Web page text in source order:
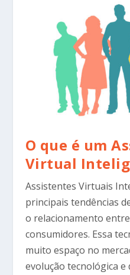
O que é um
Virtual
Assistentes Virtuais
principais tendências
o relacionamento
consumidores. Essa
muito espaço no
evolução tecnológica e